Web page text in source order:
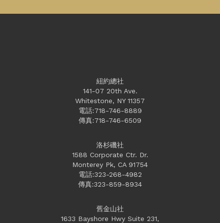
紐約總社
141-07 20th Ave.
Whitestone, NY 11357
電話:718-746-8889
傳真:718-746-6509
洛杉磯社
1588 Corporate Ctr. Dr.
Monterey Pk, CA 91754
電話:323-268-4982
傳真:323-859-8934
舊金山社
1633 Bayshore Hwy Suite 231,